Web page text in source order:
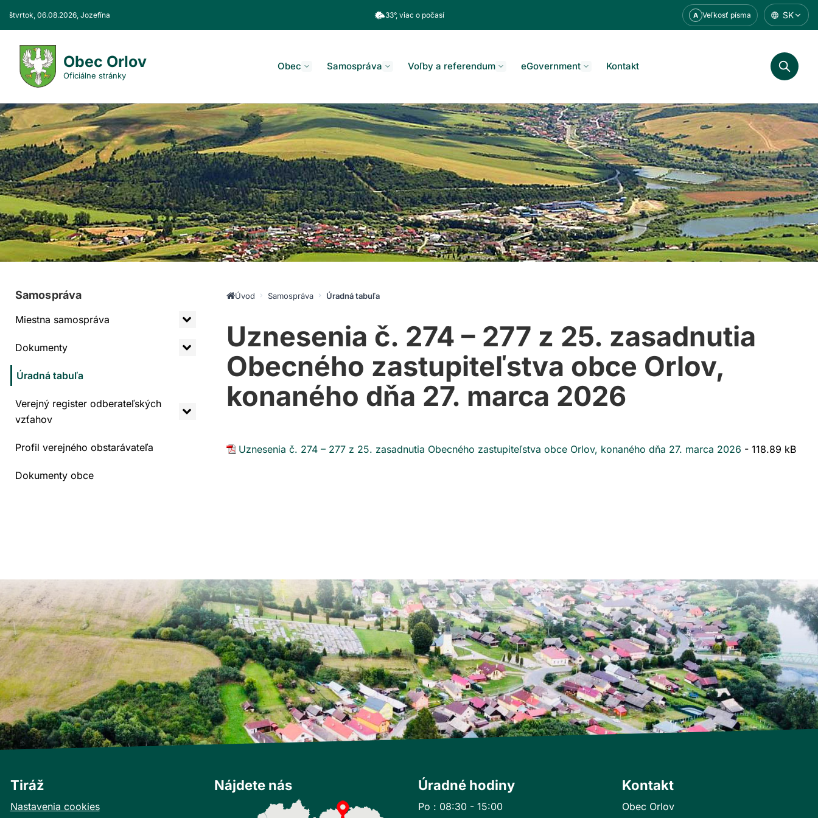
štvrtok, 06.08.2026, Jozefína 33°, viac o počasí A Veľkosť písma SK
Obec Orlov
Oficiálne stránky
Obec Samospráva Voľby a referendum eGovernment Kontakt
Samospráva
Miestna samospráva
Dokumenty
Úradná tabuľa
Verejný register odberateľských
vzťahov
Profil verejného obstarávateľa
Dokumenty obce
Úvod Samospráva Úradná tabuľa
Uznesenia č. 274 – 277 z 25. zasadnutia
Obecného zastupiteľstva obce Orlov,
konaného dňa 27. marca 2026
Uznesenia č. 274 – 277 z 25. zasadnutia Obecného zastupiteľstva obce Orlov, konaného dňa 27. marca 2026 - 118.89 kB
Tiráž
Nastavenia cookies
Nájdete nás Úradné hodiny
Po : 08:30 - 15:00
Kontakt
Obec Orlov